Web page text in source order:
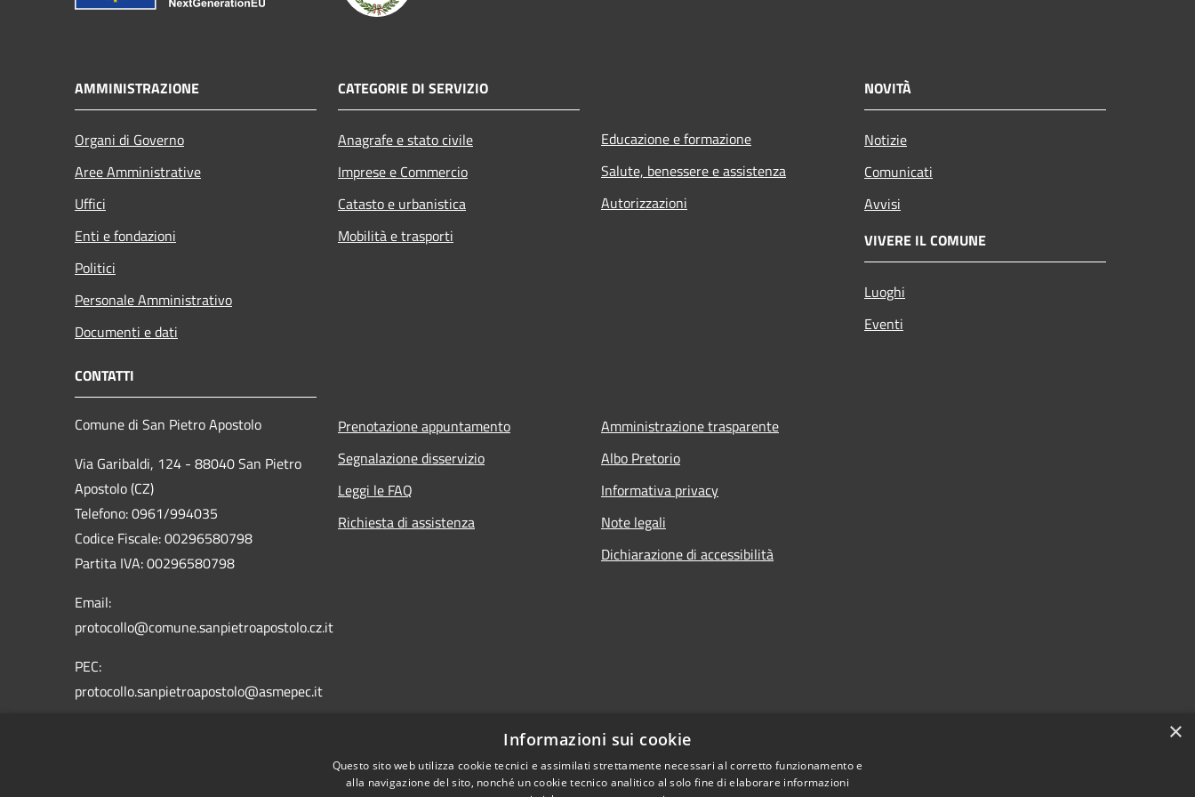
AMMINISTRAZIONE
Organi di Governo
Aree Amministrative
Uffici
Enti e fondazioni
Politici
Personale Amministrativo
Documenti e dati
CATEGORIE DI SERVIZIO
Anagrafe e stato civile
Imprese e Commercio
Catasto e urbanistica
Mobilità e trasporti
Educazione e formazione
Salute, benessere e assistenza
Autorizzazioni
NOVITÀ
Notizie
Comunicati
Avvisi
VIVERE IL COMUNE
Luoghi
Eventi
CONTATTI
Comune di San Pietro Apostolo
Via Garibaldi, 124 - 88040 San Pietro
Apostolo (CZ)
Telefono: 0961/994035
Codice Fiscale: 00296580798
Partita IVA: 00296580798
Email:
protocollo@comune.sanpietroapostolo.cz.it
PEC:
protocollo.sanpietroapostolo@asmepec.it
Prenotazione appuntamento
Segnalazione disservizio
Leggi le FAQ
Richiesta di assistenza
Amministrazione trasparente
Albo Pretorio
Informativa privacy
Note legali
Dichiarazione di accessibilità
×
Informazioni sui cookie
Questo sito web utilizza cookie tecnici e assimilati strettamente necessari al corretto funzionamento e
alla navigazione del sito, nonché un cookie tecnico analitico al solo fine di elaborare informazioni